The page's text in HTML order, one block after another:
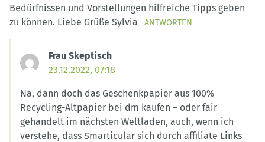
Bedürfnissen und Vorstellungen hilfreiche Tipps geben
zu können. Liebe Grüße Sylvia
ANTWORTEN
Frau Skeptisch
23.12.2022, 07:18
Na, dann doch das Geschenkpapier aus 100%
Recycling-Altpapier bei dm kaufen – oder fair
gehandelt im nächsten Weltladen, auch, wenn ich
verstehe, dass Smarticular sich durch affiliate Links